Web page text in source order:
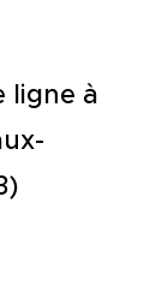
ligne à